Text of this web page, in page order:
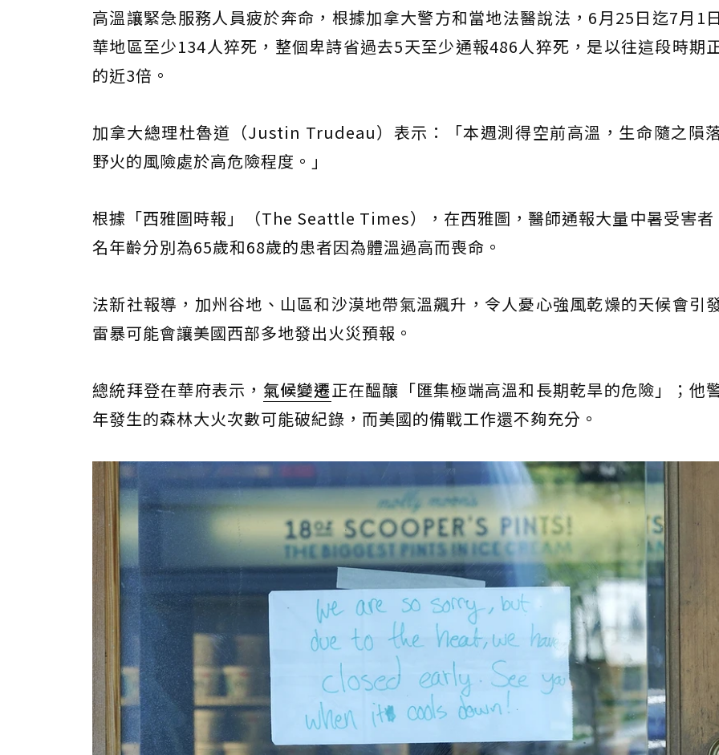
高溫讓緊急服務人員疲於奔命，根據加拿大警方和當地法醫說法，6月25日迄7月1
華地區至少134人猝死，整個卑詩省過去5天至少通報486人猝死，是以往這段時期
的近3倍。
加拿大總理杜魯道（Justin Trudeau）表示：「本週測得空前高溫，生命隨之隕
野火的風險處於高危險程度。」
根據「西雅圖時報」（The Seattle Times），在西雅圖，醫師通報大量中暑受害者
名年齡分別為65歲和68歲的患者因為體溫過高而喪命。
法新社報導，加州谷地、山區和沙漠地帶氣溫飆升，令人憂心強風乾燥的天候會引
雷暴可能會讓美國西部多地發出火災預報。
總統拜登在華府表示， 氣候變遷正在醞釀「匯集極端高溫和長期乾旱的危險」；他
年發生的森林大火次數可能破紀錄，而美國的備戰工作還不夠充分。